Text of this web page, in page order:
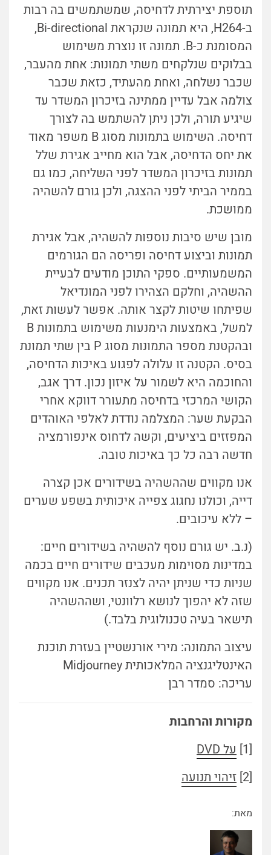
תוספת יצירתית לדחיסה, שמשתמשים בה רבות
ב-H264, היא תמונה שנקראת Bi-directional,
המסומנת כ-B. תמונה זו נוצרת משימוש
בבלוקים שנלקחים משתי תמונות: אחת מהעבר,
שכבר נשלחה, ואחת מהעתיד, כזאת שכבר
צולמה אבל עדיין ממתינה בזיכרון המשדר עד
שיגיע תורה, ולכן ניתן להשתמש בה לצורך
דחיסה. השימוש בתמונות מסוג B משפר מאוד
את יחס הדחיסה, אבל הוא מחייב אגירת שלל
תמונות בזיכרון המשדר לפני השליחה, כמו גם
בממיר הביתי לפני ההצגה, ולכן גורם להשהיה
ממושכת.
מובן שיש סיבות נוספות להשהיה, אבל אגירת
תמונות וביצוע דחיסה ופריסה הם הגורמים
המשמעותיים. ספקי התוכן מודעים לבעיית
ההשהיה, וחלקם הצהירו לפני המונדיאל
שפיתחו שיטות לקצר אותה. אפשר לעשות זאת,
למשל, באמצעות הימנעות משימוש בתמונות B
ובהקטנת מספר התמונות מסוג P בין שתי תמונת
בסיס. הקטנה זו עלולה לפגוע באיכות הדחיסה,
והחוכמה היא לשמור על איזון נכון. דרך אגב,
הקושי המרכזי בדחיסה מתעורר דווקא אחרי
הבקעת שער: המצלמה נודדת לאלפי האוהדים
המפזזים ביציעים, וקשה לדחוס אינפורמציה
חדשה רבה כל כך באיכות טובה.
אנו מקווים שההשהיה בשידורים אכן קצרה
דייה, וכולנו נחגוג צפייה איכותית בשפע שערים
– ללא עיכובים.
(נ.ב. יש גורם נוסף להשהיה בשידורים חיים:
במדינות מסוימות מעכבים שידורים חיים בכמה
שניות כדי שניתן יהיה לצנזר תכנים. אנו מקווים
שזה לא יהפוך לנושא רלוונטי, ושההשהיה
תישאר בעיה טכנולוגית בלבד.)
עיצוב התמונה: מירי אורנשטיין בעזרת תוכנת
האינטליגנציה המלאכותית Midjourney
עריכה: סמדר רבן
מקורות והרחבות
[1]
על DVD
[2]
זיהוי תנועה
מאת: